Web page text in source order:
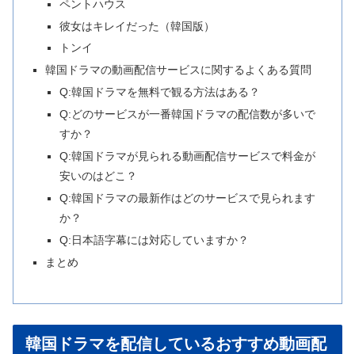
ペントハウス
彼女はキレイだった（韓国版）
トンイ
韓国ドラマの動画配信サービスに関するよくある質問
Q:韓国ドラマを無料で観る方法はある？
Q:どのサービスが一番韓国ドラマの配信数が多いで
すか？
Q:韓国ドラマが見られる動画配信サービスで料金が
安いのはどこ？
Q:韓国ドラマの最新作はどのサービスで見られます
か？
Q:日本語字幕には対応していますか？
まとめ
韓国ドラマを配信しているおすすめ動画配